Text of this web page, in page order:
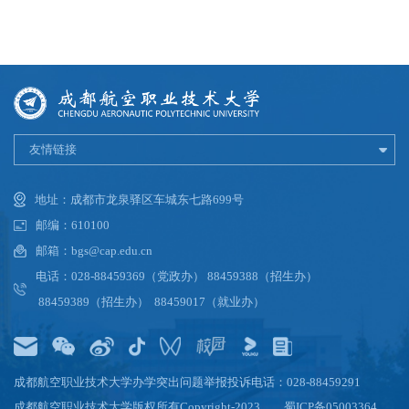
友情链接
地址：成都市龙泉驿区车城东七路699号
邮编：610100
邮箱：bgs@cap.edu.cn
电话：028-88459369（党政办） 88459388（招生办）
88459389（招生办） 88459017（就业办）
成都航空职业技术大学办学突出问题举报投诉电话：028-88459291